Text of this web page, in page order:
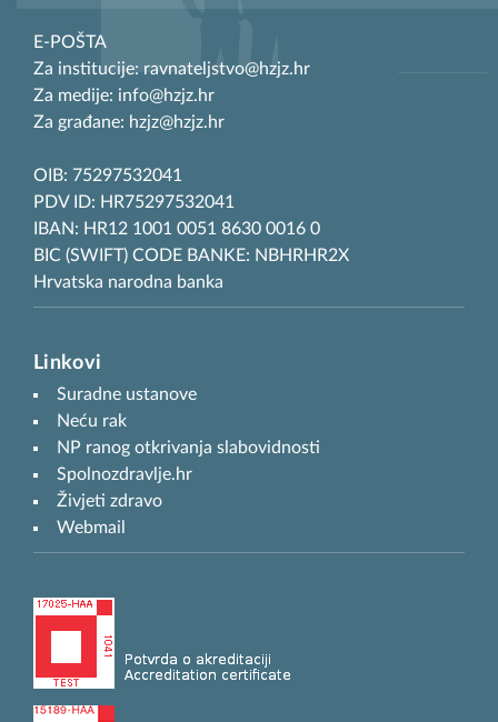
E-POŠTA
Za institucije: ravnateljstvo@hzjz.hr
Za medije: info@hzjz.hr
Za građane: hzjz@hzjz.hr
OIB: 75297532041
PDV ID: HR75297532041
IBAN: HR12 1001 0051 8630 0016 0
BIC (SWIFT) CODE BANKE: NBHRHR2X
Hrvatska narodna banka
Linkovi
Suradne ustanove
Neću rak
NP ranog otkrivanja slabovidnosti
Spolnozdravlje.hr
Živjeti zdravo
Webmail